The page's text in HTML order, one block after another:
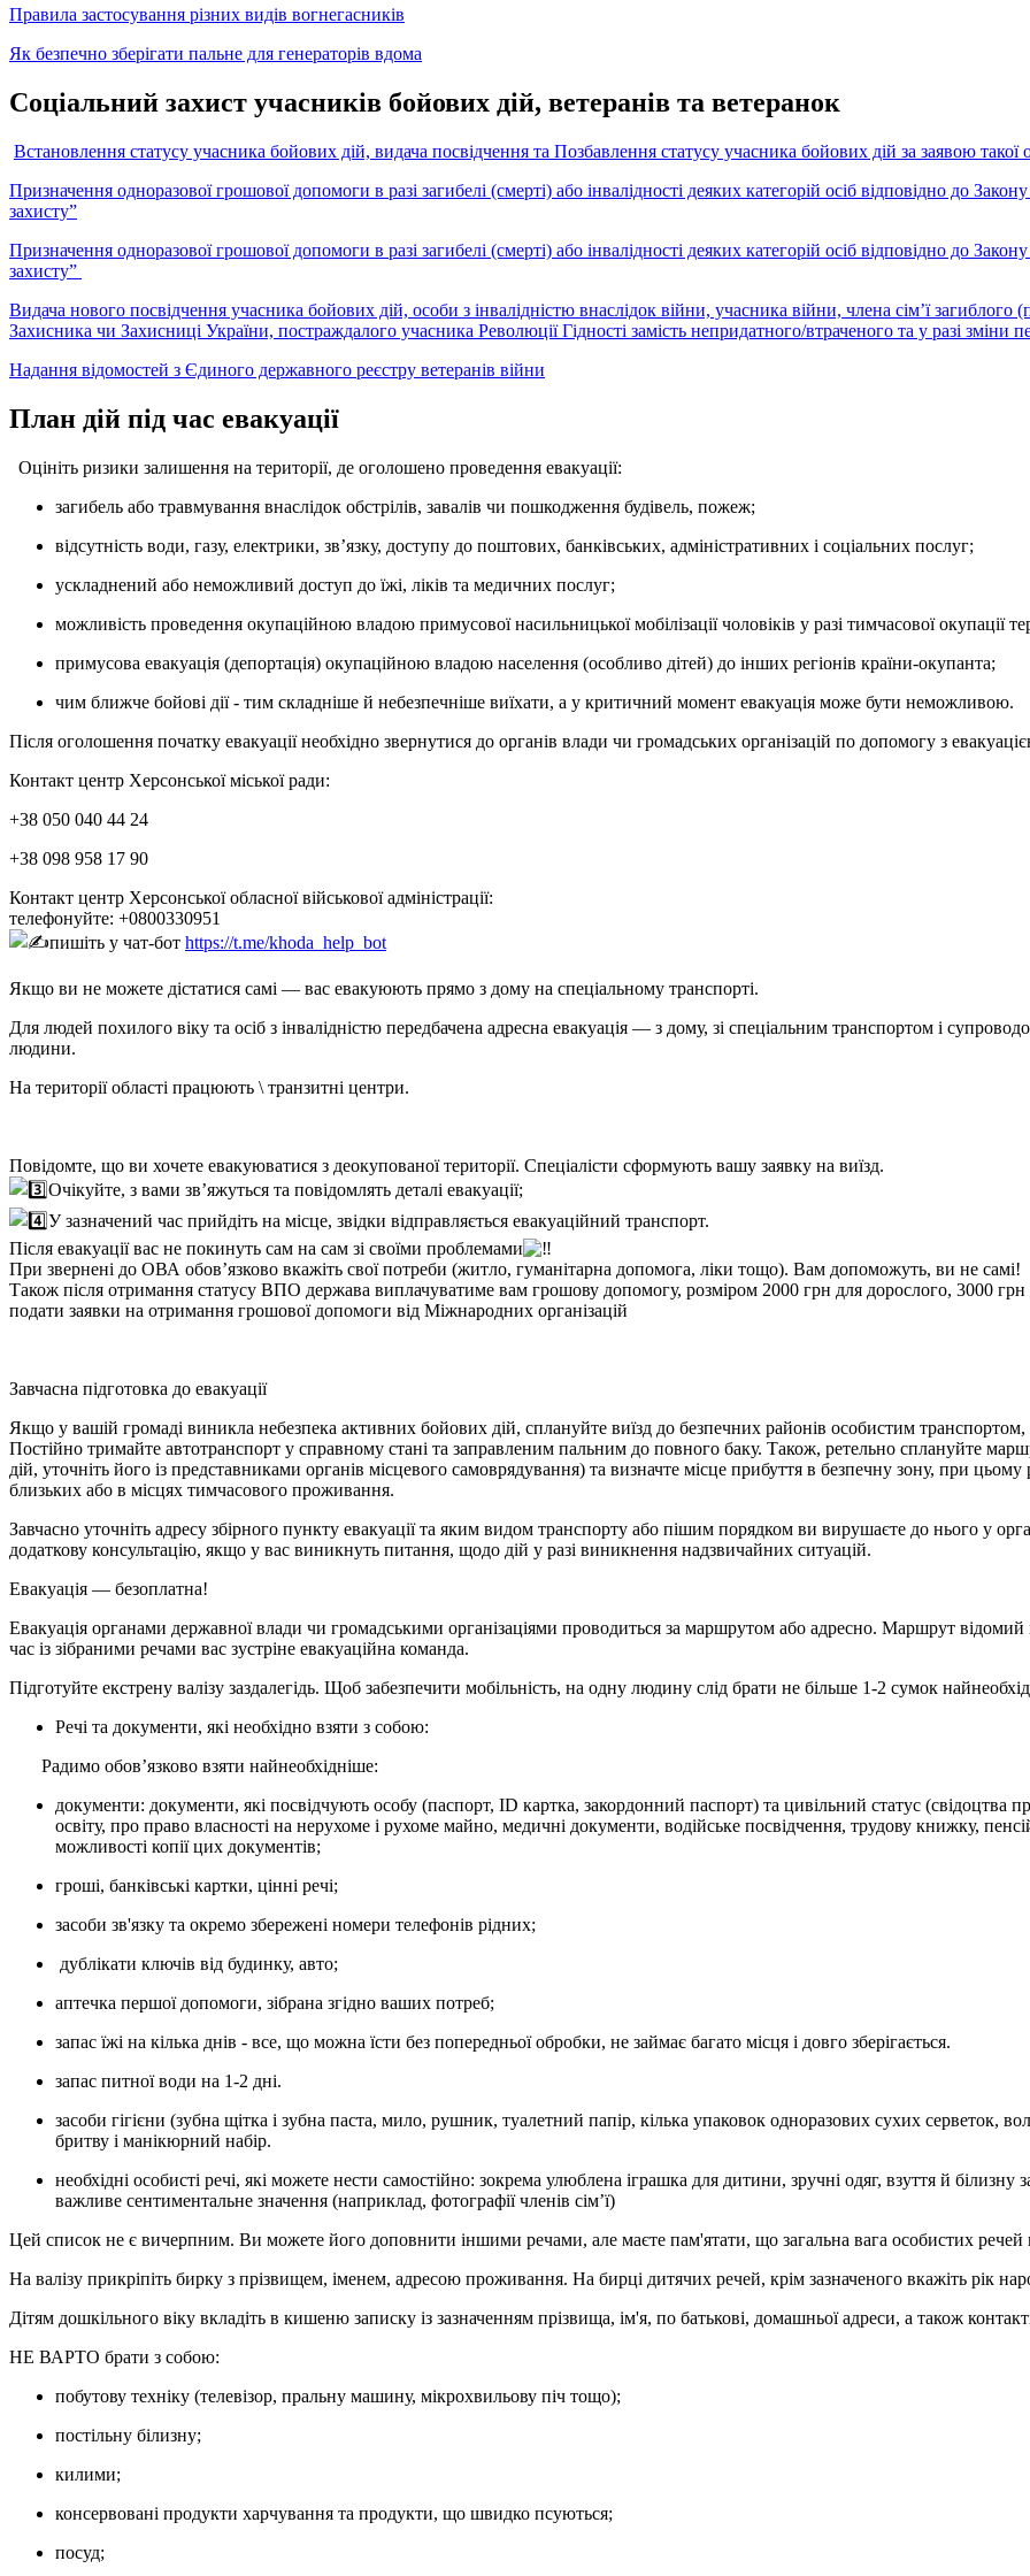
Правила застосування різних видів вогнегасників
Як безпечно зберігати пальне для генераторів вдома
Соціальний захист учасників бойових дій, ветеранів та ветеранок
Встановлення статусу учасника бойових дій, видача посвідчення та Позбавлення статусу учасника бойових дій за заявою такої
Призначення одноразової грошової допомоги в разі загибелі (смерті) або інвалідності деяких категорій осіб відповідно до
захисту”
Призначення одноразової грошової допомоги в разі загибелі (смерті) або інвалідності деяких категорій осіб відповідно до
захисту”
Видача нового посвідчення учасника бойових дій, особи з інвалідністю внаслідок війни, учасника війни, члена сім’ї загиблого
Захисника чи Захисниці України, постраждалого учасника Революції Гідності замість непридатного/втраченого та у разі зміни
Надання відомостей з Єдиного державного реєстру ветеранів війни
План дій під час евакуації
Оцініть ризики залишення на території, де оголошено проведення евакуації:
загибель або травмування внаслідок обстрілів, завалів чи пошкодження будівель, пожеж;
відсутність води, газу, електрики, звʼязку, доступу до поштових, банківських, адміністративних і соціальних послуг;
ускладнений або неможливий доступ до їжі, ліків та медичних послуг;
можливість проведення окупаційною владою примусової насильницької мобілізації чоловіків у разі тимчасової окупації
примусова евакуація (депортація) окупаційною владою населення (особливо дітей) до інших регіонів країни-окупанта;
чим ближче бойові дії - тим складніше й небезпечніше виїхати, а у критичний момент евакуація може бути неможливою.
Після оголошення початку евакуації необхідно звернутися до органів влади чи громадських організацій по допомогу з
Контакт центр Херсонської міської ради:
+38 050 040 44 24
+38 098 958 17 90
Контакт центр Херсонської обласної військової адміністрації:
телефонуйте: +0800330951
пишіть у чат-бот https://t.me/khoda_help_bot
Якщо ви не можете дістатися самі — вас евакуюють прямо з дому на спеціальному транспорті.
Для людей похилого віку та осіб з інвалідністю передбачена адресна евакуація — з дому, зі спеціальним транспортом і
людини.
На території області працюють \ транзитні центри.
Повідомте, що ви хочете евакуюватися з деокупованої території. Спеціалісти сформують вашу заявку на виїзд.
Очікуйте, з вами зв’яжуться та повідомлять деталі евакуації;
У зазначений час прийдіть на місце, звідки відправляється евакуаційний транспорт.
Після евакуації вас не покинуть сам на сам зі своїми проблемами
При звернені до ОВА обов’язково вкажіть свої потреби (житло, гуманітарна допомога, ліки тощо). Вам допоможуть, ви не самі!
Також після отримання статусу ВПО держава виплачуватиме вам грошову допомогу, розміром 2000 грн для дорослого, 3000 грн
подати заявки на отримання грошової допомоги від Міжнародних організацій
Завчасна підготовка до евакуації
Якщо у вашій громаді виникла небезпека активних бойових дій, сплануйте виїзд до безпечних районів особистим транспортом,
Постійно тримайте автотранспорт у справному стані та заправленим пальним до повного баку. Також, ретельно сплануйте
дій, уточніть його із представниками органів місцевого самоврядування) та визначте місце прибуття в безпечну зону, при
близьких або в місцях тимчасового проживання.
Завчасно уточніть адресу збірного пункту евакуації та яким видом транспорту або пішим порядком ви вирушаєте до нього у
додаткову консультацію, якщо у вас виникнуть питання, щодо дій у разі виникнення надзвичайних ситуацій.
Евакуація — безоплатна!
Евакуація органами державної влади чи громадськими організаціями проводиться за маршрутом або адресно. Маршрут відомий
час із зібраними речами вас зустріне евакуаційна команда.
Підготуйте екстрену валізу заздалегідь. Щоб забезпечити мобільність, на одну людину слід брати не більше 1-2 сумок
Речі та документи, які необхідно взяти з собою:
Радимо обовʼязково взяти найнеобхідніше:
документи: документи, які посвідчують особу (паспорт, ID картка, закордонний паспорт) та цивільний статус
освіту, про право власності на нерухоме і рухоме майно, медичні документи, водійське посвідчення, трудову книжку,
можливості копії цих документів;
гроші, банківські картки, цінні речі;
засоби зв'язку та окремо збережені номери телефонів рідних;
дублікати ключів від будинку, авто;
аптечка першої допомоги, зібрана згідно ваших потреб;
запас їжі на кілька днів - все, що можна їсти без попередньої обробки, не займає багато місця і довго зберігається.
запас питної води на 1-2 дні.
засоби гігієни (зубна щітка і зубна паста, мило, рушник, туалетний папір, кілька упаковок одноразових сухих серветок,
бритву і манікюрний набір.
необхідні особисті речі, які можете нести самостійно: зокрема улюблена іграшка для дитини, зручні одяг, взуття й білизну
важливе сентиментальне значення (наприклад, фотографії членів сім’ї)
Цей список не є вичерпним. Ви можете його доповнити іншими речами, але маєте пам'ятати, що загальна вага особистих
На валізу прикріпіть бирку з прізвищем, іменем, адресою проживання. На бирці дитячих речей, крім зазначеного вкажіть рік
Дітям дошкільного віку вкладіть в кишеню записку із зазначенням прізвища, ім'я, по батькові, домашньої адреси, а також
НЕ ВАРТО брати з собою:
побутову техніку (телевізор, пральну машину, мікрохвильову піч тощо);
постільну білизну;
килими;
консервовані продукти харчування та продукти, що швидко псуються;
посуд;